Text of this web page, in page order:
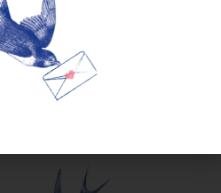
נתקלים בי ורוצים כרטיס, אתם
אז, אתם יכולים לבחור אילו מבין
הרבה – סנונית, שפרית, סוס ים,
שניתן לבחור יותר מאחד… אני כבר